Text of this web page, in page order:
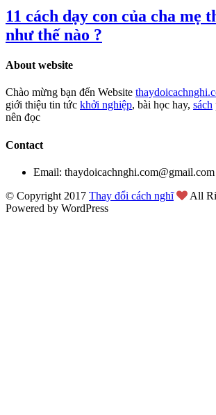
11 cách dạy con của cha mẹ
như thế nào ?
About website
Chào mừng bạn đến Website
giới thiệu tin tức khởi nghiệp, bài học hay, sách
nên đọc
Contact
Email: thaydoicachnghi.com@gmail.com
© Copyright 2017 Thay đổi cách nghĩ
All
Powered by WordPress